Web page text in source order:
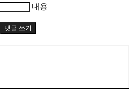
내용
댓글 쓰기